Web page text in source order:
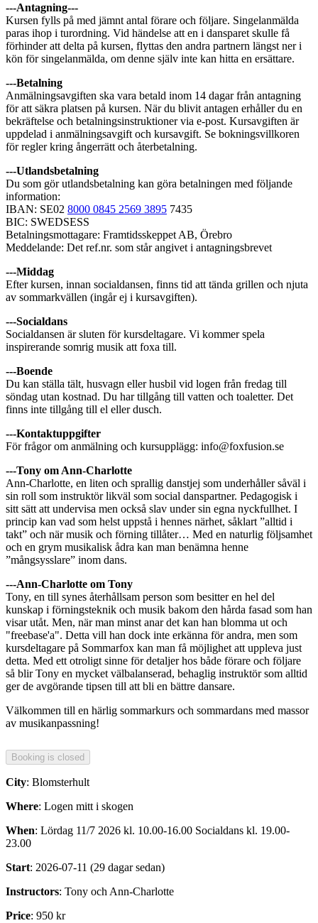
---Antagning---
Kursen fylls på med jämnt antal förare och följare. Singelanmälda
paras ihop i turordning. Vid händelse att en i dansparet skulle få
förhinder att delta på kursen, flyttas den andra partnern längst ner i
kön för singelanmälda, om denne själv inte kan hitta en ersättare.
---Betalning
Anmälningsavgiften ska vara betald inom 14 dagar från antagning
för att säkra platsen på kursen. När du blivit antagen erhåller du en
bekräftelse och betalningsinstruktioner via e-post. Kursavgiften är
uppdelad i anmälningsavgift och kursavgift. Se bokningsvillkoren
för regler kring ångerrätt och återbetalning.
---Utlandsbetalning
Du som gör utlandsbetalning kan göra betalningen med följande
information:
IBAN: SE02 8000 0845 2569 3895 7435
BIC: SWEDSESS
Betalningsmottagare: Framtidsskeppet AB, Örebro
Meddelande: Det ref.nr. som står angivet i antagningsbrevet
---Middag
Efter kursen, innan socialdansen, finns tid att tända grillen och njuta
av sommarkvällen (ingår ej i kursavgiften).
---Socialdans
Socialdansen är sluten för kursdeltagare. Vi kommer spela
inspirerande somrig musik att foxa till.
---Boende
Du kan ställa tält, husvagn eller husbil vid logen från fredag till
söndag utan kostnad. Du har tillgång till vatten och toaletter. Det
finns inte tillgång till el eller dusch.
---Kontaktuppgifter
För frågor om anmälning och kursupplägg: info@foxfusion.se
---Tony om Ann-Charlotte
Ann-Charlotte, en liten och sprallig danstjej som underhåller såväl i
sin roll som instruktör likväl som social danspartner. Pedagogisk i
sitt sätt att undervisa men också slav under sin egna nyckfullhet. I
princip kan vad som helst uppstå i hennes närhet, såklart ”alltid i
takt” och när musik och förning tillåter… Med en naturlig följsamhet
och en grym musikalisk ådra kan man benämna henne
”mångsysslare” inom dans.
---Ann-Charlotte om Tony
Tony, en till synes återhållsam person som besitter en hel del
kunskap i förningsteknik och musik bakom den hårda fasad som han
visar utåt. Men, när man minst anar det kan han blomma ut och
"freebase'a". Detta vill han dock inte erkänna för andra, men som
kursdeltagare på Sommarfox kan man få möjlighet att uppleva just
detta. Med ett otroligt sinne för detaljer hos både förare och följare
så blir Tony en mycket välbalanserad, behaglig instruktör som alltid
ger de avgörande tipsen till att bli en bättre dansare.
Välkommen till en härlig sommarkurs och sommardans med massor
av musikanpassning!
City: Blomsterhult
Where: Logen mitt i skogen
When: Lördag 11/7 2026 kl. 10.00-16.00 Socialdans kl. 19.00-
23.00
Start: 2026-07-11 (29 dagar sedan)
Instructors: Tony och Ann-Charlotte
Price: 950 kr